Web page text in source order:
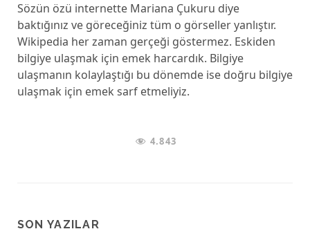
Sözün özü internette Mariana Çukuru diye
baktığınız ve göreceğiniz tüm o görseller yanlıştır.
Wikipedia her zaman gerçeği göstermez. Eskiden
bilgiye ulaşmak için emek harcardık. Bilgiye
ulaşmanın kolaylaştığı bu dönemde ise doğru bilgiye
ulaşmak için emek sarf etmeliyiz.
4.843
SON YAZILAR